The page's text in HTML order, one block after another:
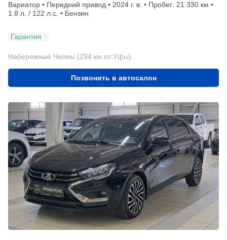
Вариатор • Передний привод • 2024 г. в. • Пробег: 21 330 км •
1.8 л. / 122 л.с. • Бензин
Гарантия
Набережные Челны (294 км от Уфы)
Позвонить в автосалон